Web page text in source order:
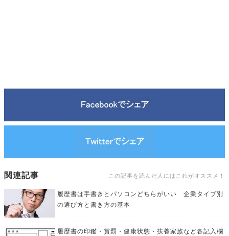
関連記事 この記事を読んだ人にはこれがオススメ！
履歴書は手書きとパソコンどちらがいい 企業タイプ別
の選び方と書き方の基本
履歴書の印鑑・賞罰・健康状態・扶養家族など各記入欄